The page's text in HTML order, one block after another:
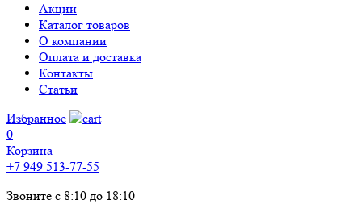
Акции
Каталог товаров
О компании
Оплата и доставка
Контакты
Статьи
Избранное
0
Корзина
+7 949 513-77-55
Звоните с 8:10 до 18:10